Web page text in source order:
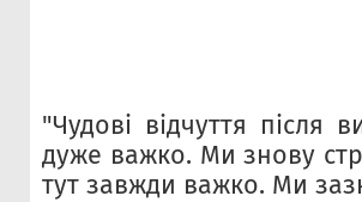
"Чудові відчуття після
дуже важко. Ми знову
тут завжди важко. Ми